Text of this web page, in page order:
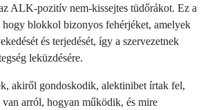
ALK-pozitív nem-kissejtes tüdőrákot. Ez a
blokkol bizonyos fehérjéket, amelyek
és terjedését, így a szervezetnek
leküzdésére.
akiről gondoskodik, alektinibet írtak fel,
arról, hogyan működik, és mire